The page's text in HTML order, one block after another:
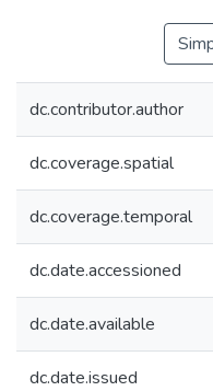
dc.contributor.author
dc.coverage.spatial
dc.coverage.temporal
dc.date.accessioned
dc.date.available
dc.date.issued